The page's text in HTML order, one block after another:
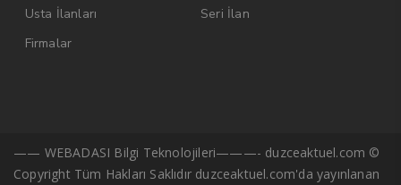
Usta İlanları
Seri İlan
Firmalar
—— WEBADASI Bilgi Teknolojileri———- duzceaktuel.com ©
Copyright Tüm Hakları Saklıdır duzceaktuel.com'da yayınlanan